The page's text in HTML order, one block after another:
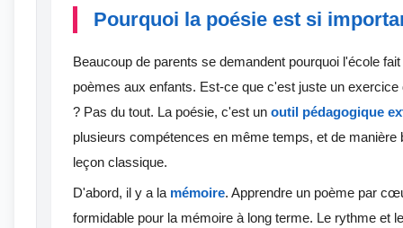
Pourquoi la poésie est si
Beaucoup de parents se demandent pourquoi l'école
poèmes aux enfants. Est-ce que c'est juste un
? Pas du tout. La poésie, c'est un outil pédagogique
plusieurs compétences en même temps, et de manière
leçon classique.
D'abord, il y a la mémoire. Apprendre un poème par
formidable pour la mémoire à long terme. Le rythme et